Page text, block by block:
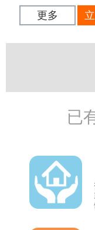
更多
已